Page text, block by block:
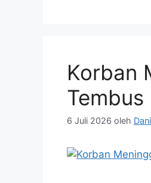
Korban
6 Juli 2026 oleh